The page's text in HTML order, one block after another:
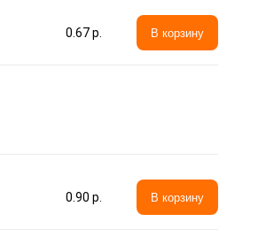
0.67 p. В корзину
0.90 p. В корзину